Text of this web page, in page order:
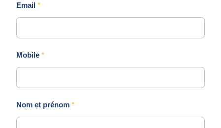
Email *
Mobile *
Nom et prénom *